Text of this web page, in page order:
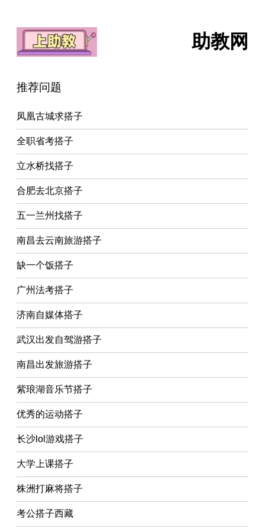
助教网
推荐问题
凤凰古城求搭子
全职省考搭子
立水桥找搭子
合肥去北京搭子
五一兰州找搭子
南昌去云南旅游搭子
缺一个饭搭子
广州法考搭子
济南自媒体搭子
武汉出发自驾游搭子
南昌出发旅游搭子
紫琅湖音乐节搭子
优秀的运动搭子
长沙lol游戏搭子
大学上课搭子
株洲打麻将搭子
考公搭子西藏